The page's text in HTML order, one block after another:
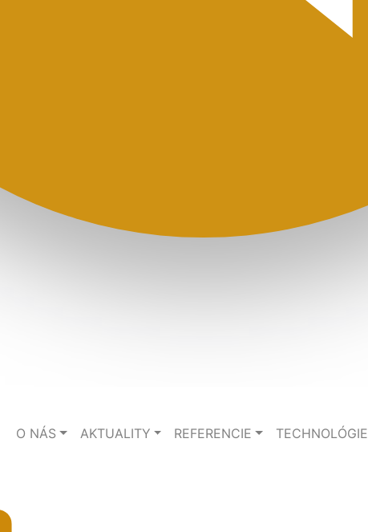
O NÁS AKTUALITY REFERENCIE TECHNOLÓGIE